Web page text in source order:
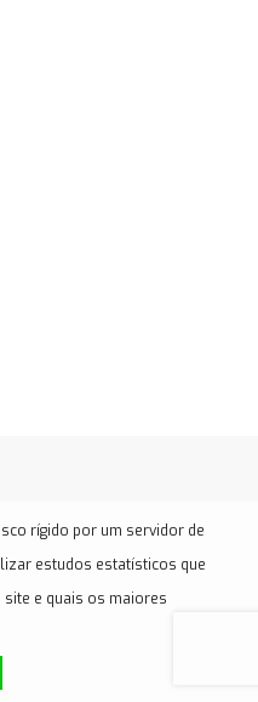
rígido por um servidor de
estudos estatísticos que
e quais os maiores